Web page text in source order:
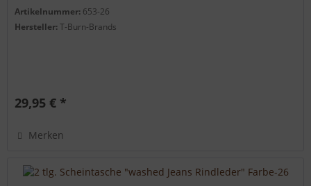
Artikelnummer: 653-26
Hersteller:T-Burn-Brands
29,95 € *
Merken